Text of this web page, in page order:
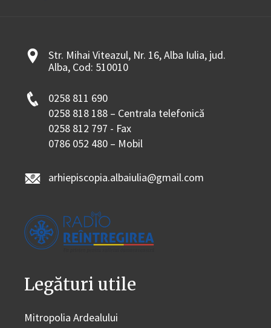
Str. Mihai Viteazul, Nr. 16, Alba Iulia, jud.
Alba, Cod: 510010
0258 811 690
0258 818 188 – Centrala telefonică
0258 812 797 - Fax
0786 052 480 – Mobil
arhiepiscopia.albaiulia@gmail.com
Legături utile
Mitropolia Ardealului